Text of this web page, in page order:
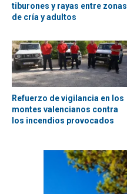
tiburones y rayas entre zonas
de cría y adultos
Refuerzo de vigilancia en los
montes valencianos contra
los incendios provocados